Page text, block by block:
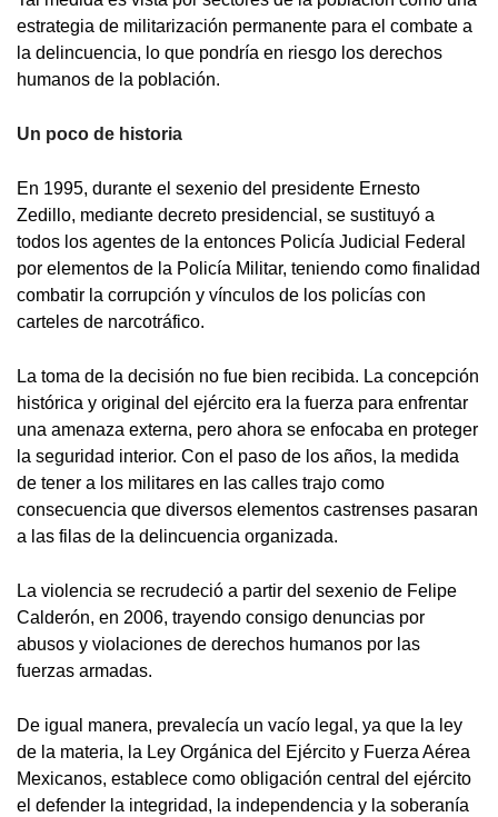
estrategia de militarización permanente para el combate a
la delincuencia, lo que pondría en riesgo los derechos
humanos de la población.
Un poco de historia
En 1995, durante el sexenio del presidente Ernesto
Zedillo, mediante decreto presidencial, se sustituyó a
todos los agentes de la entonces Policía Judicial Federal
por elementos de la Policía Militar, teniendo como finalidad
combatir la corrupción y vínculos de los policías con
carteles de narcotráfico.
La toma de la decisión no fue bien recibida. La concepción
histórica y original del ejército era la fuerza para enfrentar
una amenaza externa, pero ahora se enfocaba en proteger
la seguridad interior. Con el paso de los años, la medida
de tener a los militares en las calles trajo como
consecuencia que diversos elementos castrenses pasaran
a las filas de la delincuencia organizada.
La violencia se recrudeció a partir del sexenio de Felipe
Calderón, en 2006, trayendo consigo denuncias por
abusos y violaciones de derechos humanos por las
fuerzas armadas.
De igual manera, prevalecía un vacío legal, ya que la ley
de la materia, la Ley Orgánica del Ejército y Fuerza Aérea
Mexicanos, establece como obligación central del ejército
el defender la integridad, la independencia y la soberanía